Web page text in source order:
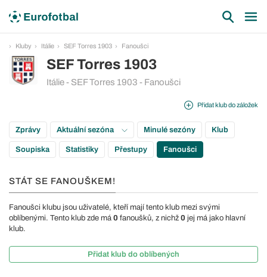
Kluby Itálie SEF Torres 1903 Fanoušci
SEF Torres 1903
Itálie - SEF Torres 1903 - Fanoušci
Přidat klub do záložek
Zprávy Aktuální sezóna Minulé sezóny Klub
Soupiska Statistiky Přestupy Fanoušci
STÁT SE FANOUŠKEM!
Fanoušci klubu jsou uživatelé, kteří mají tento klub mezi svými
oblíbenými. Tento klub zde má 0 fanoušků, z nichž 0 jej má jako hlavní
klub.
Přidat klub do oblíbených